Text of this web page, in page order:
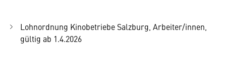
Lohnordnung Kinobetriebe Salzburg, Arbeiter/innen,
gültig ab 1.4.2026